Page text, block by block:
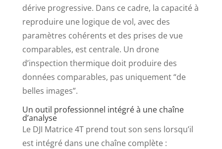
dérive progressive. Dans ce cadre, la capacité à
reproduire une logique de vol, avec des
paramètres cohérents et des prises de vue
comparables, est centrale. Un drone
d’inspection thermique doit produire des
données comparables, pas uniquement “de
belles images”.
Un outil professionnel intégré à une chaîne
d’analyse
Le DJI Matrice 4T prend tout son sens lorsqu’il
est intégré dans une chaîne complète :